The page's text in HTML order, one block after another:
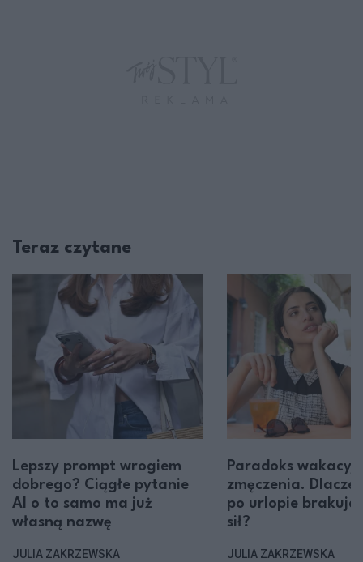
Teraz czytane
Lepszy prompt wrogiem
dobrego? Ciągłe pytanie
AI o to samo ma już
własną nazwę
JULIA ZAKRZEWSKA
Paradoks
zmęczenia.
po urlopie brakuje
sił?
JULIA ZAKRZEWSKA